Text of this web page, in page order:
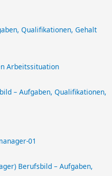
Qualifikationen, Gehalt
– Aufgaben, Qualifikationen,
Berufsbild – Aufgaben,